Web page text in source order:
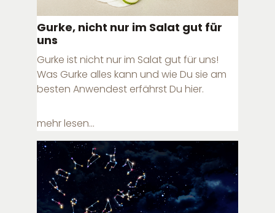
Gurke, nicht nur im Salat gut für
uns
Gurke ist nicht nur im Salat gut für uns!
Was Gurke alles kann und wie Du sie am
besten Anwendest erfährst Du hier.
mehr lesen...